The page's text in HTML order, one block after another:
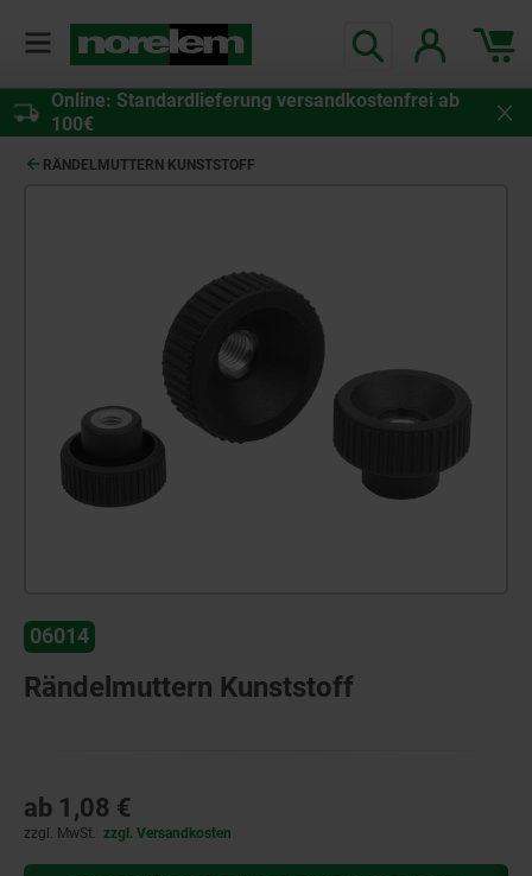
Online: Standardlieferung versandkostenfrei ab
100€
RÄNDELMUTTERN KUNSTSTOFF
06014
Rändelmuttern Kunststoff
ab 1,08 €
zzgl. MwSt. zzgl. Versandkosten